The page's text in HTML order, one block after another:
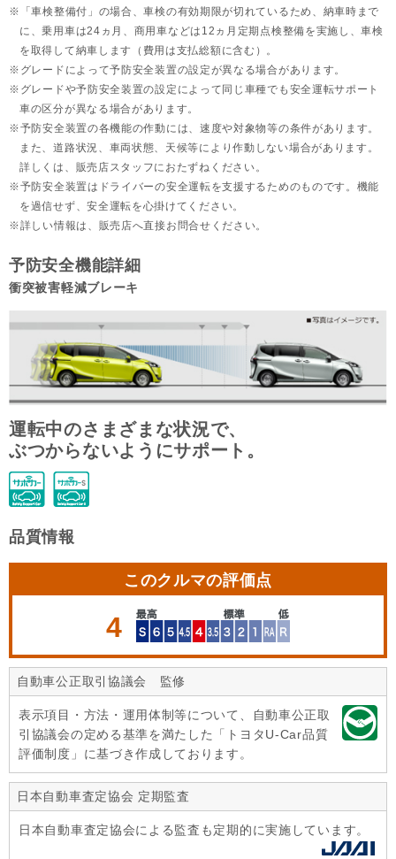
「車検整備付」の場合、車検の有効期限が切れているため、納車時まで
に、乗用車は24ヵ月、 商用車などは12ヵ月定期点検整備を実施し、車検
を取得して納車します（費用は支払総額に含む）。
グレードによって予防安全装置の設定が異なる場合があります。
グレードや予防安全装置の設定によって同じ車種でも安全運転サポート
車の区分が異なる場合があります。
予防安全装置の各機能の作動には、速度や対象物等の条件があります。
また、道路状況、車両状態、天候等により作動しない場合があります。
詳しくは、販売店スタッフにおたずねください。
予防安全装置はドライバーの安全運転を支援するためのものです。機能
を過信せず、安全運転を心掛けてください。
詳しい情報は、販売店へ直接お問合せください。
予防安全機能詳細
衝突被害軽減ブレーキ
運転中のさまざまな状況で、
ぶつからないようにサポート。
品質情報
このクルマの評価点
4
自動車公正取引協議会 監修
表示項目・方法・運用体制等について、自動車公正取
引協議会の定める基準を満たした「トヨタU-Car品質
評価制度」に基づき作成しております。
日本自動車査定協会 定期監査
日本自動車査定協会による監査も定期的に実施しています。